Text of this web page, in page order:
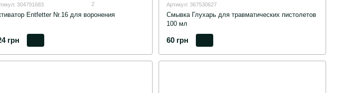
304791683 2
Entfetter Nr.16 для воронения
грн
Артикул: 367530627
Смывка Глухарь для травматических пистолетов
100 мл
60 грн